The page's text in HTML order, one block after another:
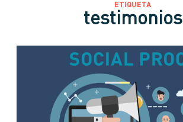
ETIQUETA
testimonios